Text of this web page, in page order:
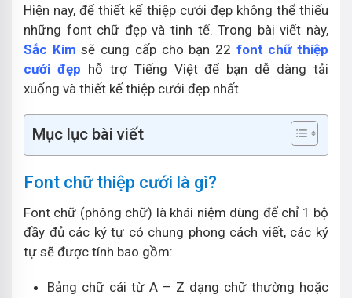
Hiện nay, để thiết kế thiệp cưới đẹp không thể thiếu
những font chữ đẹp và tinh tế. Trong bài viết này,
Sắc Kim sẽ cung cấp cho bạn 22 font chữ thiệp
cưới đẹp hỗ trợ Tiếng Việt để bạn dễ dàng tải
xuống và thiết kế thiệp cưới đẹp nhất.
Mục lục bài viết
Font chữ thiệp cưới là gì?
Font chữ (phông chữ) là khái niệm dùng để chỉ 1 bộ
đầy đủ các ký tự có chung phong cách viết, các ký
tự sẽ được tính bao gồm:
Bảng chữ cái từ A – Z dạng chữ thường hoặc